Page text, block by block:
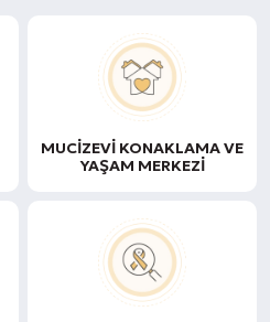
MUCIZEVI KONAKLAMA VE
YAŞAM MERKEZI